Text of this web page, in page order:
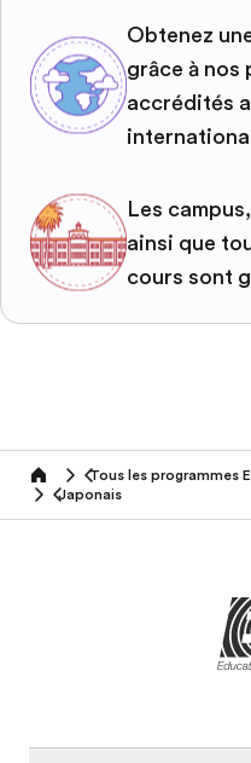
Obtenez
grâce à nos
accrédités
Les
ainsi que
cours sont
home Tous les programmes
Japonais